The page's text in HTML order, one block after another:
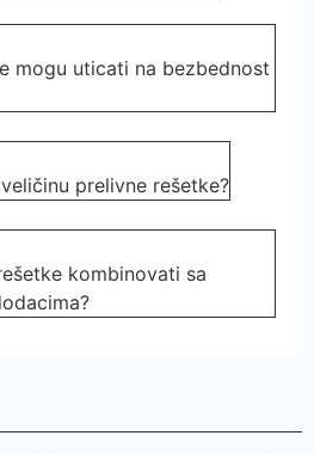
mogu uticati na bezbednost
prelivne rešetke?
kombinovati sa